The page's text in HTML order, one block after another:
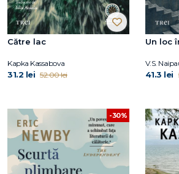
Către lac
Kapka Kassabova
31.2 lei 52.00 lei
Un loc
V.S.
41.3 lei
-30%